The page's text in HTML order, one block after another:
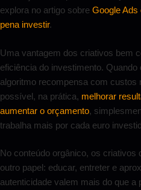
explora no artigo sobre Google Ads
pena investir.
Uma vantagem dos criativos bem
eficiência do investimento.
algoritmo recompensa com custos
possível, na prática, melhorar
aumentar o orçamento,
trabalha mais por cada euro
No conteúdo orgânico, os criativos
outro papel: educar, entreter e
autenticidade valem mais do que a